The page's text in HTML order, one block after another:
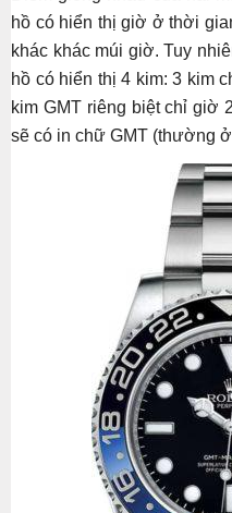
hồ có hiển thị giờ ở thời
khác khác múi giờ. Tuy
hồ có hiển thị 4 kim: 3 kim
kim GMT riêng biệt chỉ giờ
sẽ có in chữ GMT (thường